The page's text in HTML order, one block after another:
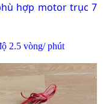
hợp motor trục 7
2.5 vòng/ phút